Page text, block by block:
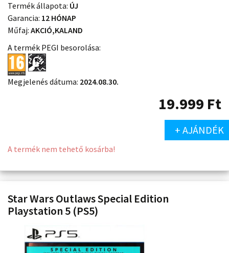
Termék állapota: ÚJ
Garancia: 12 HÓNAP
Műfaj: AKCIÓ,KALAND
A termék PEGI besorolása:
Megjelenés dátuma: 2024.08.30.
19.999 Ft
+ AJÁNDÉK
A termék nem tehető kosárba!
Star Wars Outlaws Special Edition
Playstation 5 (PS5)